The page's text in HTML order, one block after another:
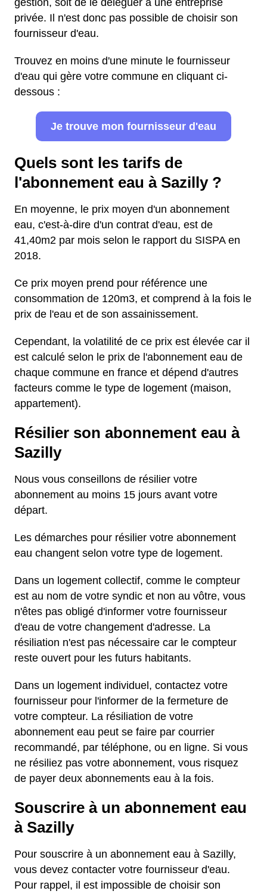
gestion, soit de le déléguer à une entreprise
privée. Il n'est donc pas possible de choisir son
fournisseur d'eau.
Trouvez en moins d'une minute le fournisseur
d'eau qui gère votre commune en cliquant ci-
dessous :
Je trouve mon fournisseur d'eau
Quels sont les tarifs de
l'abonnement eau à Sazilly ?
En moyenne, le prix moyen d'un abonnement
eau, c'est-à-dire d'un contrat d'eau, est de
41,40m2 par mois selon le rapport du SISPA en
2018.
Ce prix moyen prend pour référence une
consommation de 120m3, et comprend à la fois le
prix de l'eau et de son assainissement.
Cependant, la volatilité de ce prix est élevée car il
est calculé selon le prix de l'abonnement eau de
chaque commune en france et dépend d'autres
facteurs comme le type de logement (maison,
appartement).
Résilier son abonnement eau à
Sazilly
Nous vous conseillons de résilier votre
abonnement au moins 15 jours avant votre
départ.
Les démarches pour résilier votre abonnement
eau changent selon votre type de logement.
Dans un logement collectif, comme le compteur
est au nom de votre syndic et non au vôtre, vous
n'êtes pas obligé d'informer votre fournisseur
d'eau de votre changement d'adresse. La
résiliation n'est pas nécessaire car le compteur
reste ouvert pour les futurs habitants.
Dans un logement individuel, contactez votre
fournisseur pour l'informer de la fermeture de
votre compteur. La résiliation de votre
abonnement eau peut se faire par courrier
recommandé, par téléphone, ou en ligne. Si vous
ne résiliez pas votre abonnement, vous risquez
de payer deux abonnements eau à la fois.
Souscrire à un abonnement eau
à Sazilly
Pour souscrire à un abonnement eau à Sazilly,
vous devez contacter votre fournisseur d'eau.
Pour rappel, il est impossible de choisir son